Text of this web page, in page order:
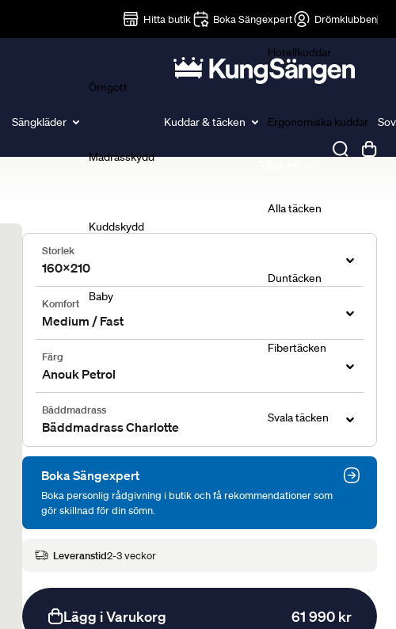
Hitta butik Boka Sängexpert Drömklubben
Sängkläder
Örngott
Madrasskydd
Kuddskydd
Baby
Kuddar & täcken
Hotellkuddar
Ergonomiska kuddar
Alla täcken
Duntäcken
Fibertäcken
Svala täcken
Storlek
160x210
Komfort
Medium / Fast
Färg
Anouk Petrol
Bäddmadrass
Bäddmadrass Charlotte
Boka Sängexpert
Boka personlig rådgivning i butik och få rekommendationer som
gör skillnad för din sömn.
Leveranstid2-3 veckor
Lägg i Varukorg 61 990 kr